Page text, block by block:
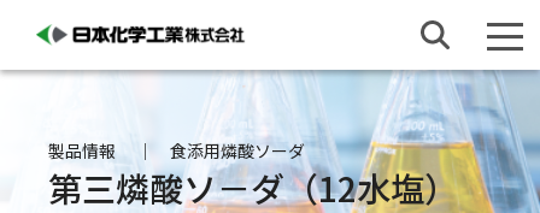
製品情報 食添用燐酸ソーダ
第三燐酸ソ－ダ（12水塩）